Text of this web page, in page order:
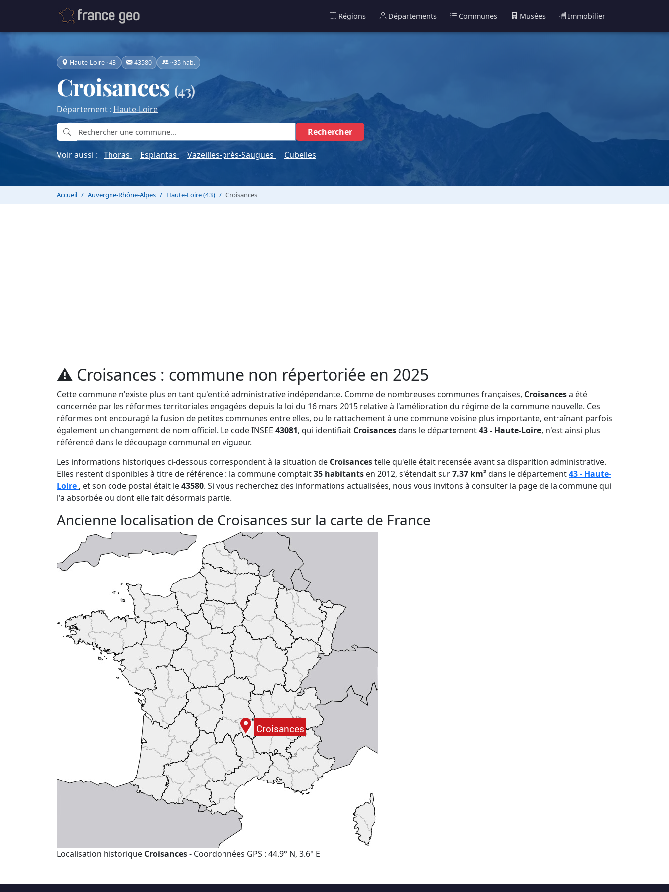
Régions Départements Communes Musées Immobilier
Haute-Loire · 43 43580 ~35 hab.
Croisances (43)
Département : Haute-Loire
Rechercher
Voir aussi : Thoras Esplantas Vazeilles-près-Saugues Cubelles
Accueil Auvergne-Rhône-Alpes Haute-Loire (43) Croisances
⚠️ Croisances : commune non répertoriée en 2025
Cette commune n'existe plus en tant qu'entité administrative indépendante. Comme de nombreuses communes françaises, Croisancesa été
concernée par les réformes territoriales engagées depuis la loi du 16 mars 2015 relative à l'amélioration du régime de la commune nouvelle. Ces
réformes ont encouragé la fusion de petites communes entre elles, ou le rattachement à une commune voisine plus importante, entraînant parfois
également un changement de nom officiel. Le code INSEE 43081, qui identifiait Croisancesdans le département43 - Haute-Loire, n'est ainsi plus
référencé dans le découpage communal en vigueur.
Les informations historiques ci-dessous correspondent à la situation de Croisancestelle qu'elle était recensée avant sa disparition administrative.
Elles restent disponibles à titre de référence : la commune comptait35 habitants en 2012, s'étendait sur7.37 km²dans le département43 - Haute-
Loire , et son code postal était le43580. Si vous recherchez des informations actualisées, nous vous invitons à consulter la page de la commune qui
l'a absorbée ou dont elle fait désormais partie.
Ancienne localisation de Croisances sur la carte de France
Localisation historique Croisances- Coordonnées GPS : 44.9° N, 3.6° E